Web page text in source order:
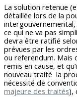
La solution retenue
détaillée lors de la
ce qui ne va pas
devra être ratifié
prévues par les
ou referendum. Mais
remis en cause, et
nouveau traité la
nécessité de
majeure des traités),